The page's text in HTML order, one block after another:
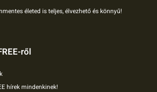
életed is teljes, élvezhető és könnyű!
ről
hírek mindenkinek!